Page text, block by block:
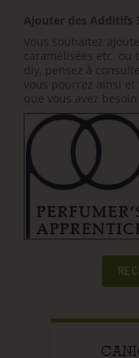
Ajouter des Additifs
Vous souhaitez
caramélisées etc. ou
diy, pensez à
vous pourrez ainsi
que vous avez besoin